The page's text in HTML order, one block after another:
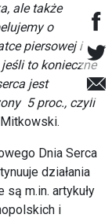
ale także
o
piersoweji
to konieczne
jest
5 proc., czyli
Dnia Serca
działania
m.in. artykuły
i